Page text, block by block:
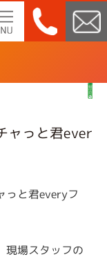
menu
ャっと君ever
っと君everyフ
現場スタッフの